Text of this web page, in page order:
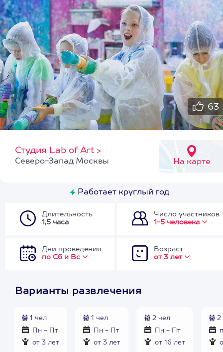
63
Студия Lab of Art >
На карте
Северо-Запад Москвы
Работает круглый год
Длительность
1,5 часа
Число участников
1-5 человека
Дни проведения
по Сб и Вс
Возраст
от 3 лет
Варианты развлечения
1 чел
Пн - Пт
от 3 лет
1 чел
Пн - Пт
от 3 лет
2 чел
Пн - Пт
от 16 лет
2